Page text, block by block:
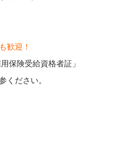
歓迎！
保険受給資格者証」
ください。